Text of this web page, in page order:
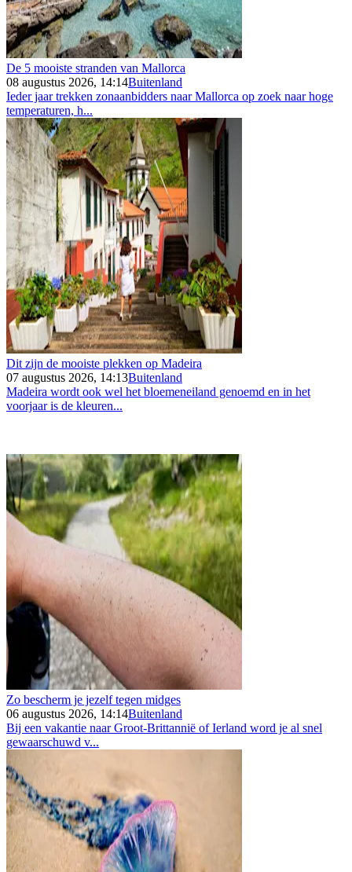
De 5 mooiste stranden van Mallorca
08 augustus 2026, 14:14Buitenland
Ieder jaar trekken zonaanbidders naar Mallorca op zoek naar hoge
temperaturen, h...
Dit zijn de mooiste plekken op Madeira
07 augustus 2026, 14:13Buitenland
Madeira wordt ook wel het bloemeneiland genoemd en in het
voorjaar is de kleuren...
Zo bescherm je jezelf tegen midges
06 augustus 2026, 14:14Buitenland
Bij een vakantie naar Groot-Brittannië of Ierland word je al snel
gewaarschuwd v...